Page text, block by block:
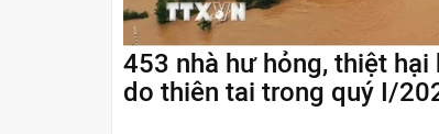
453 nhà hư hỏng, thiệt
do thiên tai trong quý I/